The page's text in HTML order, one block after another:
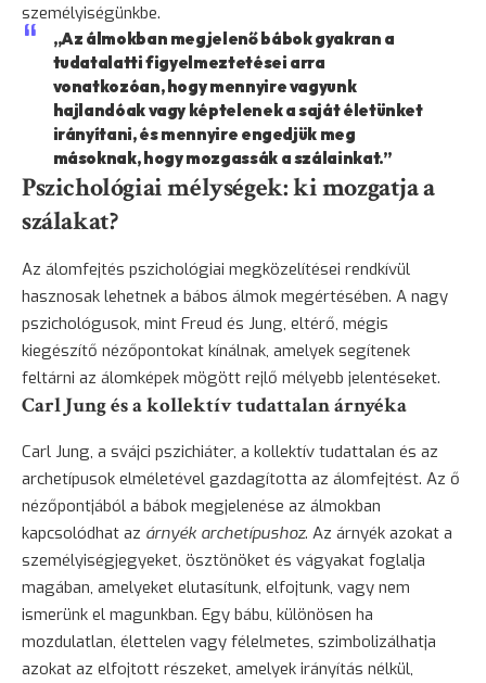
személyiségünkbe.
„Az álmokban megjelenő bábok gyakran a
tudatalatti figyelmeztetései arra
vonatkozóan, hogy mennyire vagyunk
hajlandóak vagy képtelenek a saját életünket
irányítani, és mennyire engedjük meg
másoknak, hogy mozgassák a szálainkat.”
Pszichológiai mélységek: ki mozgatja a
szálakat?
Az álomfejtés pszichológiai megközelítései rendkívül
hasznosak lehetnek a bábos álmok megértésében. A nagy
pszichológusok, mint Freud és Jung, eltérő, mégis
kiegészítő nézőpontokat kínálnak, amelyek segítenek
feltárni az álomképek mögött rejlő mélyebb jelentéseket.
Carl Jung és a kollektív tudattalan árnyéka
Carl Jung, a svájci pszichiáter, a kollektív tudattalan és az
archetípusok elméletével gazdagította az álomfejtést. Az ő
nézőpontjából a bábok megjelenése az álmokban
kapcsolódhat az árnyék archetípushoz. Az árnyék azokat a
személyiségjegyeket, ösztönöket és vágyakat foglalja
magában, amelyeket elutasítunk, elfojtunk, vagy nem
ismerünk el magunkban. Egy bábu, különösen ha
mozdulatlan, élettelen vagy félelmetes, szimbolizálhatja
azokat az elfojtott részeket, amelyek irányítás nélkül,